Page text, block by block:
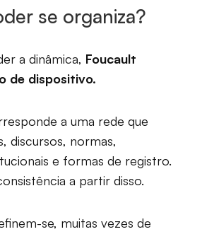
se organiza?
a dinâmica, Foucault
de dispositivo.
a uma rede que
discursos, normas,
e formas de registro.
a partir disso.
se, muitas vezes de